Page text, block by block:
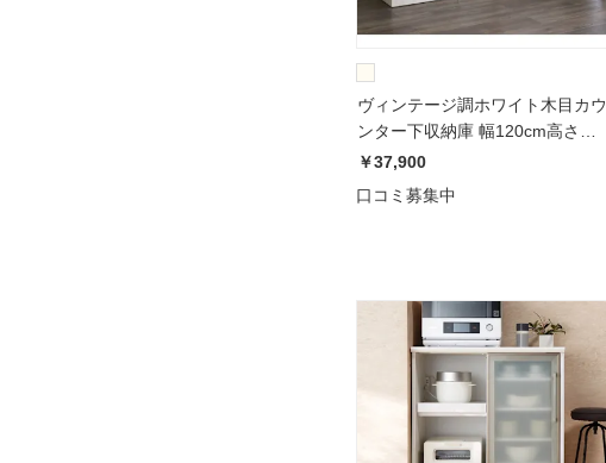
ヴィンテージ調ホワイト木目カウ
ンター下収納庫 幅120cm高さ
70cm
￥37,900
口コミ募集中